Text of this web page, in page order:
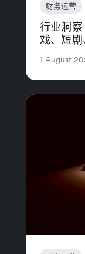
财务运营
行业洞
戏、短
1 August